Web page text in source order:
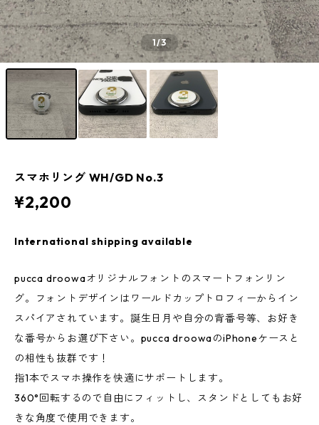
1/3
スマホリング WH/GD No.3
¥2,200
International shipping available
pucca droowaオリジナルフォントのスマートフォンリン
グ。フォントデザインはワールドカップトロフィーからイン
スパイアされています。誕生日月や自分の背番号等、お好き
な番号からお選び下さい。pucca droowaのiPhoneケースと
の相性も抜群です！
指1本でスマホ操作を快適にサポートします。
360°回転するので自由にフィットし、スタンドとしてもお好
きな角度で使用できます。